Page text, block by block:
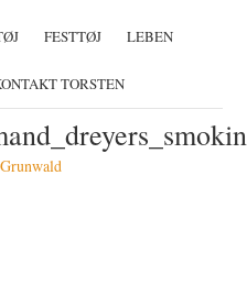
FESTTØJ LEBEN
TORSTEN